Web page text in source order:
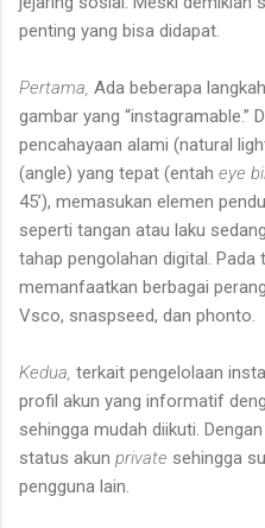
penting yang bisa didapat.
Pertama, Ada beberapa
gambar yang “instagramable.”
pencahayaan alami (natural
(angle) yang tepat (entah eye
45’), memasukan elemen
seperti tangan atau laku
tahap pengolahan digital. Pada
memanfaatkan berbagai
Vsco, snaspseed, dan phonto.
Kedua, terkait pengelolaan
profil akun yang informatif
sehingga mudah diikuti.
status akun private sehingga
pengguna lain.